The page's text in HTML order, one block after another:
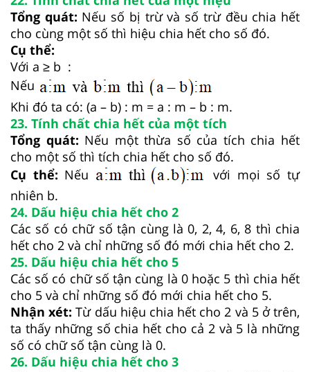
Tổng quát: Nếu số bị trừ và số trừ đều chia hết
cho cùng một số thì hiệu chia hết cho số đó.
Cụ thể:
Với a ≥ b :
Nếu
Khi đó ta có: (a – b) : m = a : m – b : m.
23. Tính chất chia hết của một tích
Tổng quát: Nếu một thừa số của tích chia hết
cho một số thì tích chia hết cho số đó.
Cụ thể: Nếu
với mọi số tự
nhiên b.
24. Dấu hiệu chia hết cho 2
Các số có chữ số tận cùng là 0, 2, 4, 6, 8 thì chia
hết cho 2 và chỉ những số đó mới chia hết cho 2.
25. Dấu hiệu chia hết cho 5
Các số có chữ số tận cùng là 0 hoặc 5 thì chia hết
cho 5 và chỉ những số đó mới chia hết cho 5.
Nhận xét: Từ dấu hiệu chia hết cho 2 và 5 ở trên,
ta thấy những số chia hết cho cả 2 và 5 là những
số có chữ số tận cùng là 0.
26. Dấu hiệu chia hết cho 3